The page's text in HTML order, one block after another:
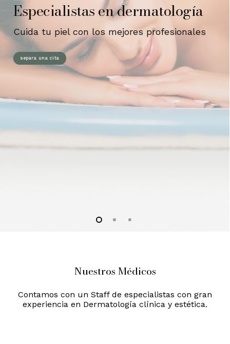
Especialistas en dermatología
Cuida tu piel con los mejores profesionales
separa una cita
Nuestros Médicos
Contamos con un Staff de especialistas con gran
experiencia en Dermatología clínica y estética.